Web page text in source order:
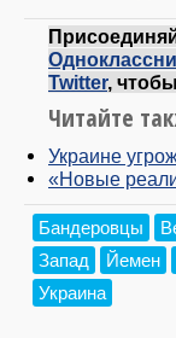
Twitter,
Читайте
Украине
«Новые
Бандеровцы
Запад
Йемен
Украина